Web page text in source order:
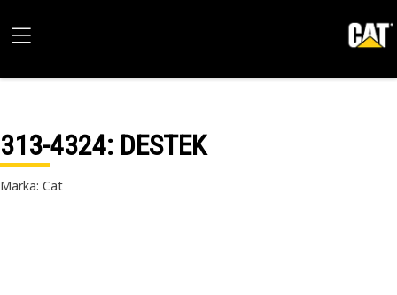
313-4324: DESTEK
Marka: Cat